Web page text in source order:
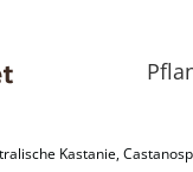
Kastanie,